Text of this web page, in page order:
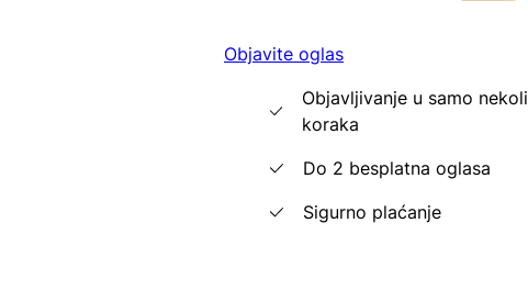
Objavite oglas
Objavljivanje u samo
koraka
Do 2 besplatna oglasa
Sigurno plaćanje